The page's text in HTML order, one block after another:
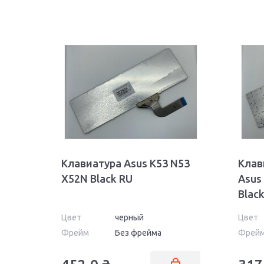
Клавиатура Asus K53 N53
X52N Black RU
Цвет
черный
Фрейм
Без фрейма
Asus
Цвет